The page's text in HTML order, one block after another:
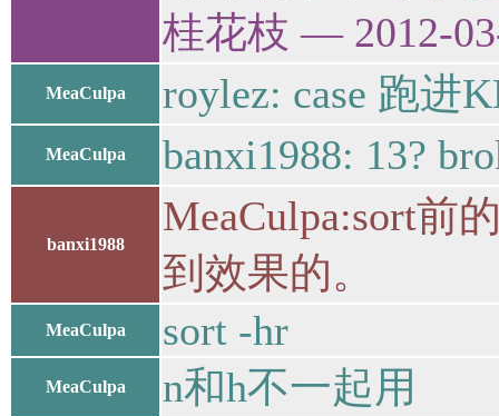
桂花枝 — 2012-
MeaCulpa roylez: case 跑进
MeaCulpa banxi1988: 13?
banxi1988
MeaCulpa:sort前
到效果的。
MeaCulpa sort -hr
MeaCulpa n和h不一起用